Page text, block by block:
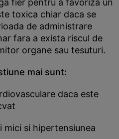
fier pentru a favoriza un
toxica chiar daca se
de administrare
fara a exista riscul de
organe sau tesuturi.
mai sunt:
daca este
si hipertensiunea